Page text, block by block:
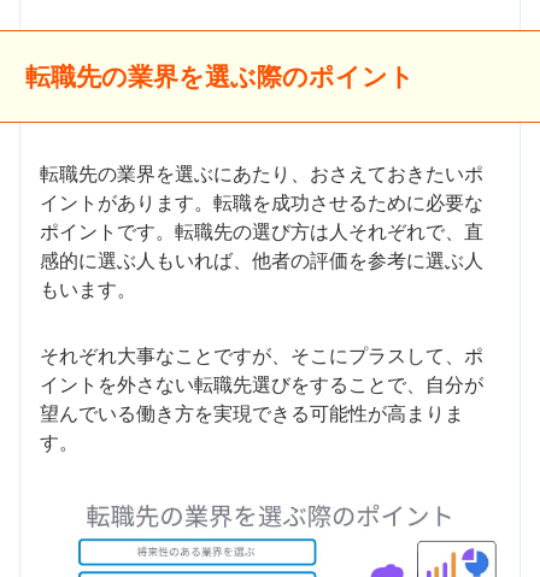
転職先の業界を選ぶ際のポイント
転職先の業界を選ぶにあたり、おさえておきたいポ
イントがあります。転職を成功させるために必要な
ポイントです。転職先の選び方は人それぞれで、直
感的に選ぶ人もいれば、他者の評価を参考に選ぶ人
もいます。
それぞれ大事なことですが、そこにプラスして、ポ
イントを外さない転職先選びをすることで、自分が
望んでいる働き方を実現できる可能性が高まりま
す。